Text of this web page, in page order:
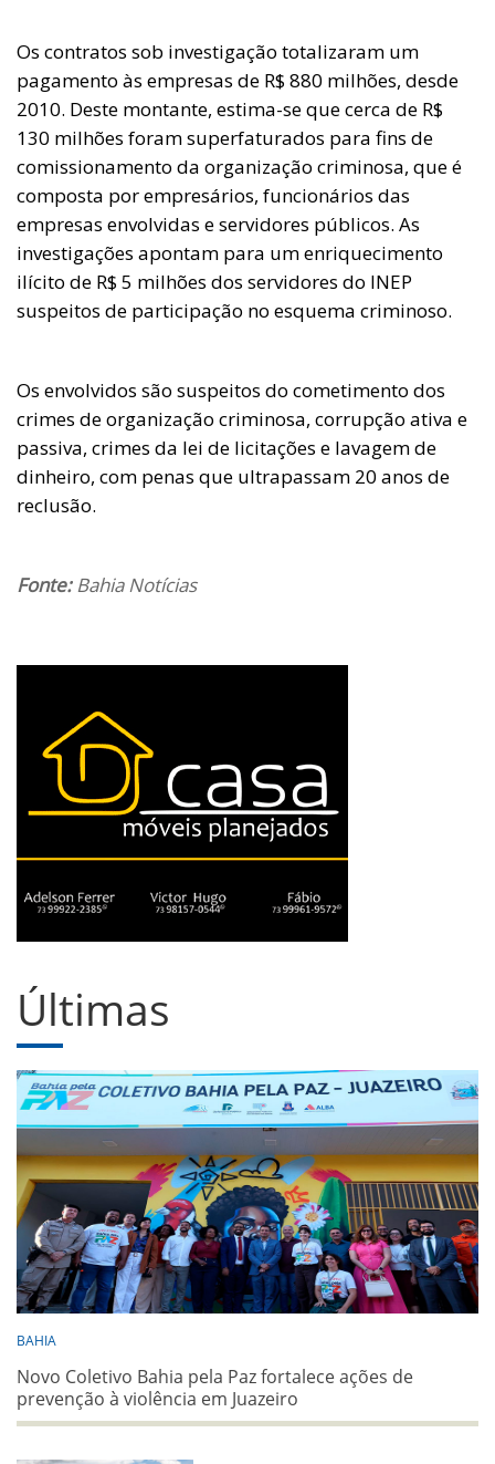
Os contratos sob investigação totalizaram um
pagamento às empresas de R$ 880 milhões, desde
2010. Deste montante, estima-se que cerca de R$
130 milhões foram superfaturados para fins de
comissionamento da organização criminosa, que é
composta por empresários, funcionários das
empresas envolvidas e servidores públicos. As
investigações apontam para um enriquecimento
ilícito de R$ 5 milhões dos servidores do INEP
suspeitos de participação no esquema criminoso.
Os envolvidos são suspeitos do cometimento dos
crimes de organização criminosa, corrupção ativa e
passiva, crimes da lei de licitações e lavagem de
dinheiro, com penas que ultrapassam 20 anos de
reclusão.
Fonte:Bahia Notícias
Últimas
BAHIA
Novo Coletivo Bahia pela Paz fortalece ações de
prevenção à violência em Juazeiro